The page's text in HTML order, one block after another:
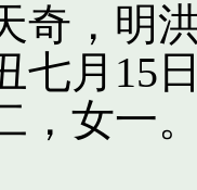
奇，明
七月15
，女一。